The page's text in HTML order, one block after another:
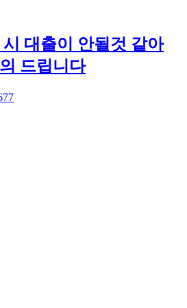
대출이 안될것 같아
드립니다